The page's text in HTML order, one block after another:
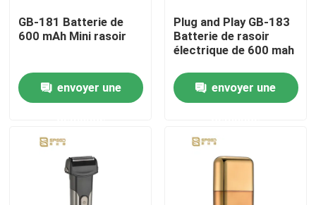
Contrôle de la qualité
Coupe-cheveux professionnel
Coupe-cheveux rechargeable
GB-181 Batterie de
600 mAh Mini rasoir
envoyer une
Plug and Play GB-183
Batterie de rasoir
électrique de 600 mah
envoyer une